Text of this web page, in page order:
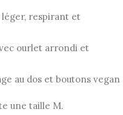
respirant et
ourlet arrondi et
au dos et boutons vegan
une taille M.